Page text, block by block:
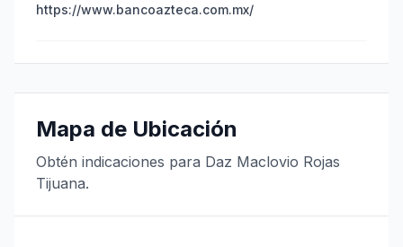
https://www.bancoazteca.com.mx/
Mapa de Ubicación
Obtén indicaciones para Daz Maclovio Rojas
Tijuana.